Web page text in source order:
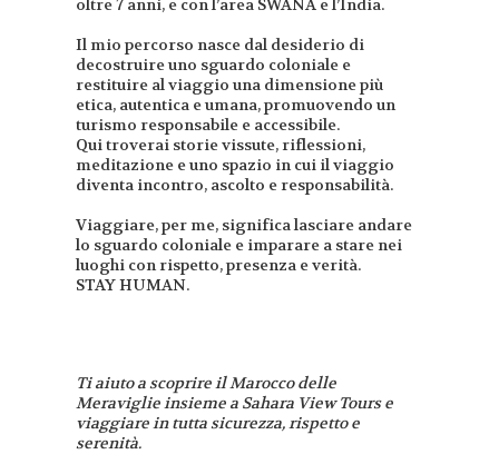
oltre 7 anni, e con l’area SWANA e l’India.
Il mio percorso nasce dal desiderio di
decostruire uno sguardo coloniale e
restituire al viaggio una dimensione più
etica, autentica e umana, promuovendo un
turismo responsabile e accessibile.
Qui troverai storie vissute, riflessioni,
meditazione e uno spazio in cui il viaggio
diventa incontro, ascolto e responsabilità.
Viaggiare, per me, significa lasciare andare
lo sguardo coloniale e imparare a stare nei
luoghi con rispetto, presenza e verità.
STAY HUMAN.
Ti aiuto a scoprire il Marocco delle
Meraviglie insieme a Sahara View Tours e
viaggiare in tutta sicurezza, rispetto e
serenità.